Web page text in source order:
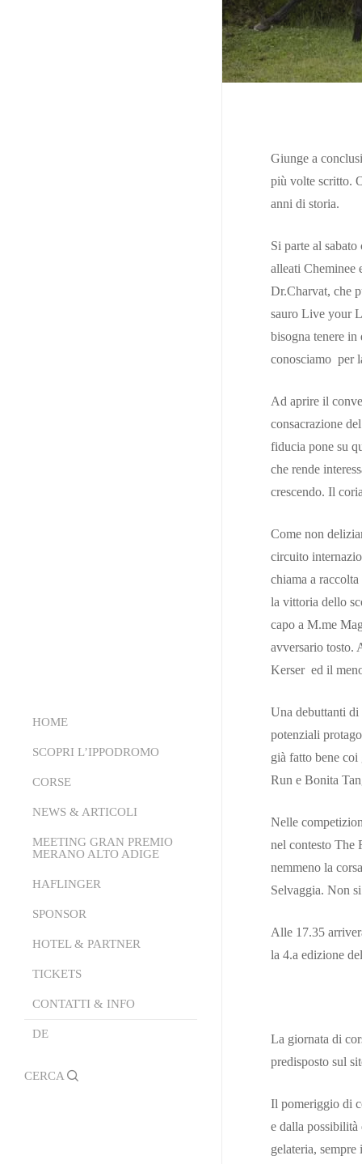
HOME
SCOPRI L’IPPODROMO
Chi Siamo
La Struttura
Conoscere l’Ippica
CORSE
Calendario
Partenti Online
Palio del Burgraviato
Classifiche Stagione
Guarda i video delle corse
NEWS & ARTICOLI
Comunicati Stampa
MEETING GRAN PREMIO
MERANO ALTO ADIGE
Meeting Gran Premio Merano
Alto Adige 2026
La Storia
HAFLINGER
SPONSOR
HOTEL & PARTNER
Hotel Partner
Ristoranti Partner
TICKETS
CONTATTI & INFO
Contatti & Info
DE
Giunge a
più volte scritto.
anni di storia.
Si parte al
alleati Cheminee
Dr.Charvat, che
sauro Live your
bisogna tenere
conosciamo per
Ad aprire il
consacrazione
fiducia pone su
che rende
crescendo. Il
Come non
circuito
chiama a
la vittoria dello
capo a M.me
avversario tosto.
Kerser ed il
Una debuttanti di
potenziali
già fatto bene
Run e Bonita
Nelle
nel contesto The
nemmeno la
Selvaggia. Non
Alle 17.35
la 4.a edizione
La giornata di
predisposto sul
Il pomeriggio di
e dalla possibilità
gelateria,